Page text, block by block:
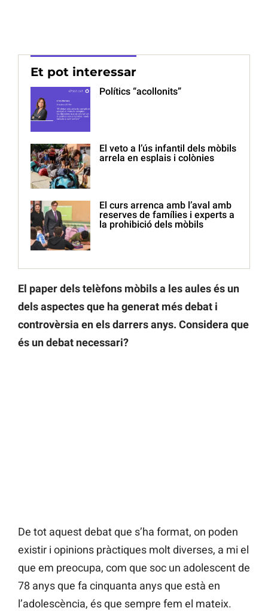
Et pot interessar
Polítics “acollonits”
El veto a l’ús infantil dels mòbils
arrela en esplais i colònies
El curs arrenca amb l’aval amb
reserves de famílies i experts a
la prohibició dels mòbils
El paper dels telèfons mòbils a les aules és un
dels aspectes que ha generat més debat i
controvèrsia en els darrers anys. Considera que
és un debat necessari?
De tot aquest debat que s’ha format, on poden
existir i opinions pràctiques molt diverses, a mi el
que em preocupa, com que soc un adolescent de
78 anys que fa cinquanta anys que està en
l’adolescència, és que sempre fem el mateix.